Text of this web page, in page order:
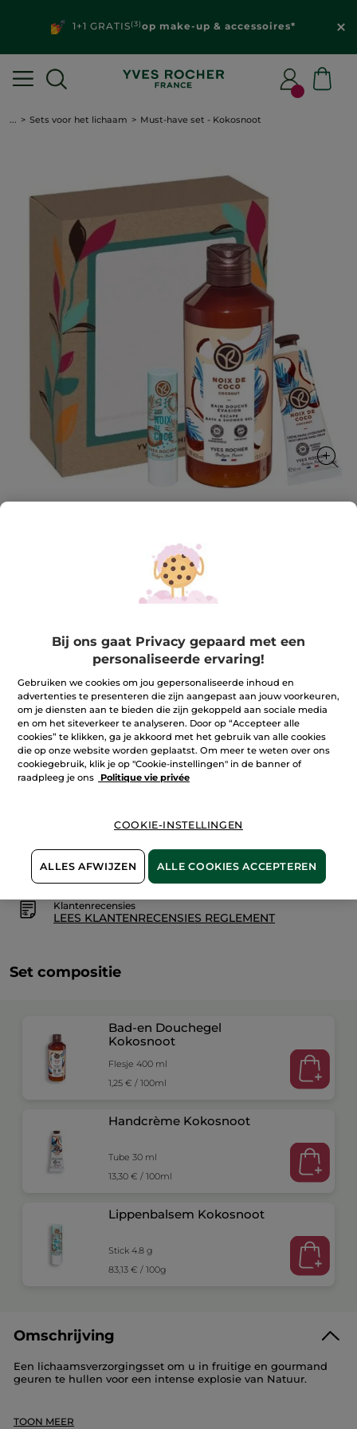
1+1 GRATIS(3)op make-up & accessoires*
... Sets voor het lichaam Must-have set - Kokosnoot
Must-have set - Kokosnoot
Voor een gourmand avontuur!
★★★★★
★★★★★
voor
Must-
have
-
REVIEW TOEVOEGEN
-21% 10,99 €
IN WINKELMANDJE
Bezorging vanaf12/08
Niet tevreden? Geld terug!
Algemene Voorwaarden
LEES HIER DE ALGEMENE VOORWAARDEN
Klantenrecensies
LEES KLANTENRECENSIES REGLEMENT
Set compositie
Bad-en Douchegel
Kokosnoot
Flesje 400 ml
1,25 € / 100ml
Handcrème Kokosnoot
Tube 30 ml
13,30 € / 100ml
Lippenbalsem Kokosnoot
Stick 4.8 g
83,13 € / 100g
Omschrijving
Een lichaamsverzorgingsset om u in fruitige en gourmand
geuren te hullen voor een intense explosie van Natuur.
1 Bad- en douchegel Kokosnoot 400ml
TOON MEER
Bij ons gaat Privacy gepaard met een
personaliseerde ervaring!
Gebruiken we cookies om jou gepersonaliseerde inhoud en
advertenties te presenteren die zijn aangepast aan jouw voorkeuren,
om je diensten aan te bieden die zijn gekoppeld aan sociale media
en om het siteverkeer te analyseren. Door op “Accepteer alle
cookies” te klikken, ga je akkoord met het gebruik van alle cookies
die op onze website worden geplaatst. Om meer te weten over ons
cookiegebruik, klik je op "Cookie-instellingen" in de banner of
raadpleeg je ons
Politique vie privée
COOKIE-INSTELLINGEN
ALLES AFWIJZEN ALLE COOKIES ACCEPTEREN